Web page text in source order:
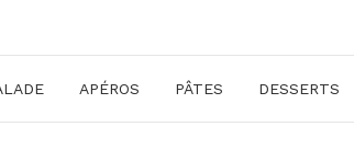
APÉROS PÂTES DESSERTS